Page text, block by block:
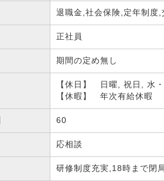
退職金,社会保険,定年制度
正社員
期間の定め無し
【休日】 日曜, 祝日, 水
【休暇】 年次有給休暇
60
応相談
研修制度充実,18時まで閉